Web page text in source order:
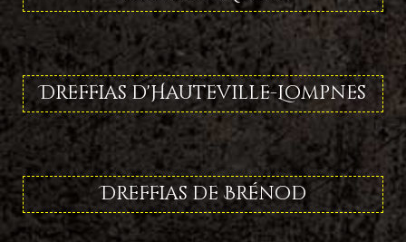
Dreffias d'Hauteville-Lompnes
Dreffias de Brénod